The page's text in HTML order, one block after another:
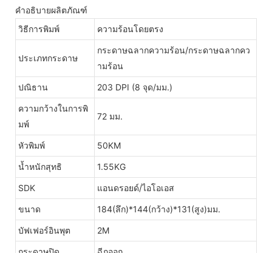
คำอธิบายผลิตภัณฑ์
วิธีการพิมพ์
ความร้อนโดยตรง
ประเภทกระดาษ
กระดาษฉลากความร้อน/กระดาษฉลากคว
ามร้อน
ปณิธาน 203 DPI (8 จุด/มม.)
ความกว้างในการพิ
มพ์
72 มม.
หัวพิมพ์ 50KM
น้ำหนักสุทธิ 1.55KG
SDK แอนดรอยด์/ไอโอเอส
ขนาด 184(ลึก)*144(กว้าง)*131(สูง)มม.
บัฟเฟอร์อินพุต 2M